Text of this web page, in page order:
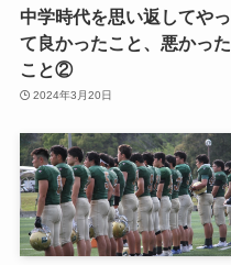
中学時代を思い返してやっ
て良かったこと、悪かった
こと②
2024年3月20日